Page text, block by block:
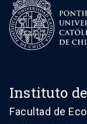
Instituto
Facultad de